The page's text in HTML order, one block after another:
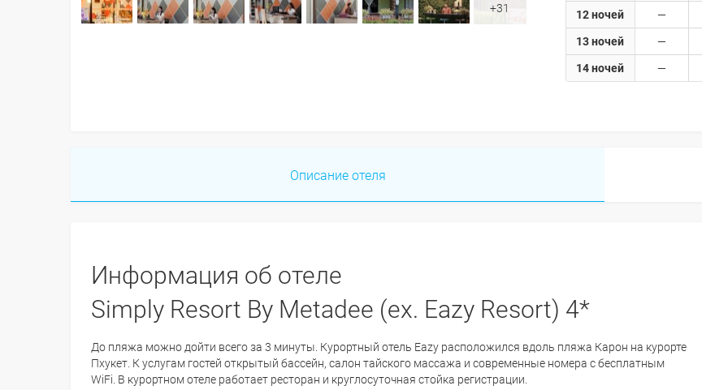
+31
12 ночей
13 ночей
14 ночей
Описание отеля
Информация об отеле
Simply Resort By Metadee (ex. Eazy Resort) 4*
До пляжа можно дойти всего за 3 минуты. Курортный отель Eazy расположился вдоль пляжа Карон на курорте
Пхукет. К услугам гостей открытый бассейн, салон тайского массажа и современные номера с бесплатным
WiFi. В курортном отеле работает ресторан и круглосуточная стойка регистрации.